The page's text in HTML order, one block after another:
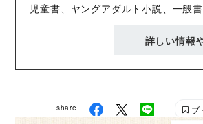
児童書、ヤングアダルト小説、一般
堂)、『国のない男』(中公文庫)、『
舎)、『13歳からの絵本ガイド YAの
詳しい情報
share ブ